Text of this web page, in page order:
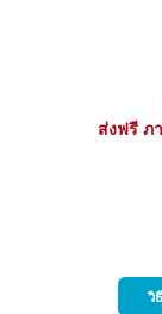
ส่งฟรี ภ
วิ